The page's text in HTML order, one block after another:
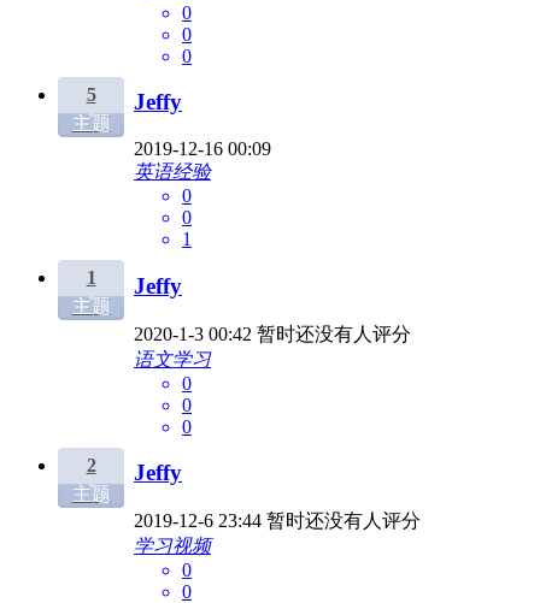
0
0
0
5
主题
Jeffy
2019-12-16 00:09
英语经验
0
0
1
1
主题
Jeffy
2020-1-3 00:42 暂时还没有人评分
语文学习
0
0
0
2
主题
Jeffy
2019-12-6 23:44 暂时还没有人评分
学习视频
0
0